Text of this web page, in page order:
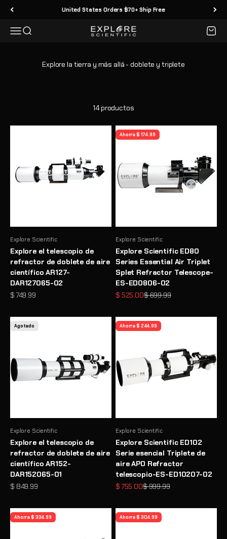
Ir al contenido United States Orders $70+ Ship Free
MenúBuscar Explore Scientific Carrito
14 productos
Explore Scientific
Explore el telescopio de
refractor de doblete de aire
científico AR127-
DAR127065-02
Precio de oferta
$ 749.99
Ahorra $ 174.99
Explore Scientific
Explore Scientific ED80
Series Essential Air Triplet
Splet Refractor Telescope-
ES-ED0806-02
Precio de oferta
$ 525.00Precio normal
$ 699.99
Agotado
Explore Scientific
Explore el telescopio de
refractor de doblete de aire
científico AR152-
DAR152065-01
Precio de oferta
$ 849.99
Ahorra $ 244.99
Explore Scientific
Explore Scientific ED102
Serie esencial Triplete de
aire APO Refractor
telescopio-ES-ED10207-02
Precio de oferta
$ 755.00Precio normal
$ 999.99
Ahorra $ 334.99 Ahorra $ 304.99